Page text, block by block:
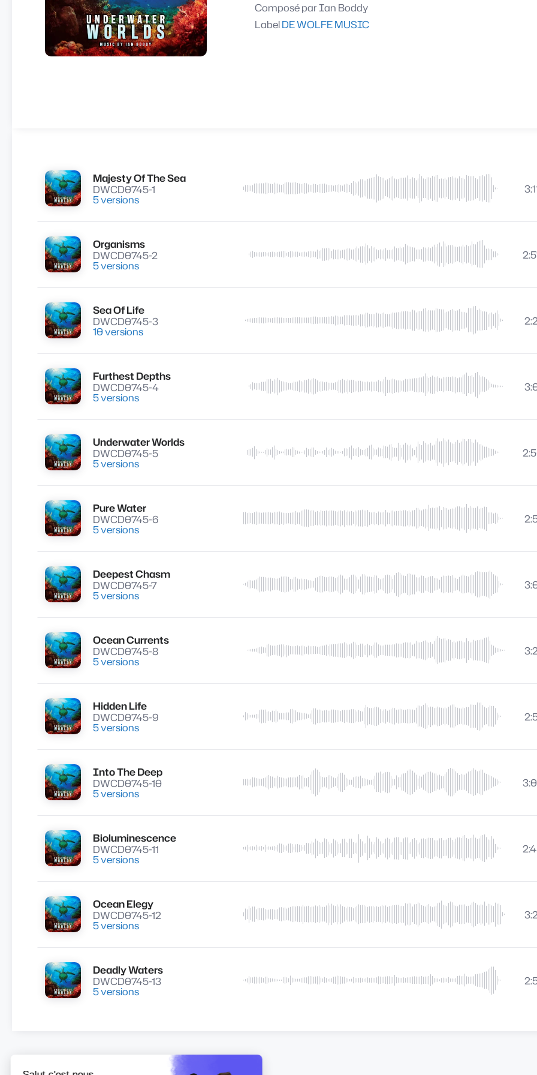
Composé parIan Boddy
LabelDE WOLFE MUSIC
Lire
Majesty Of The Sea
DWCD0745-1
5 versions
Lire
Organisms
DWCD0745-2
5 versions
Lire
Sea Of Life
DWCD0745-3
10 versions
Lire
Furthest Depths
DWCD0745-4
5 versions
Lire
Underwater Worlds
DWCD0745-5
5 versions
Lire
Pure Water
DWCD0745-6
5 versions
Lire
Deepest Chasm
DWCD0745-7
5 versions
Lire
Ocean Currents
DWCD0745-8
5 versions
Lire
Hidden Life
DWCD0745-9
5 versions
Lire
Into The Deep
DWCD0745-10
5 versions
Lire
Bioluminescence
DWCD0745-11
5 versions
Lire
Ocean Elegy
DWCD0745-12
5 versions
Lire
Deadly Waters
DWCD0745-13
5 versions